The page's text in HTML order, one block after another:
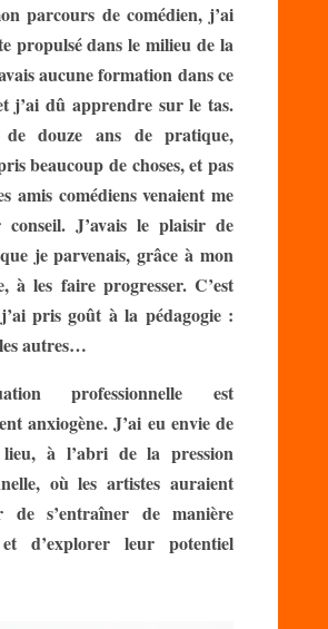
parcours de comédien, j’ai
propulsé dans le milieu de la
aucune formation dans ce
j’ai dû apprendre sur le tas.
douze ans de pratique,
beaucoup de choses, et pas
amis comédiens venaient me
conseil. J’avais le plaisir de
je parvenais, grâce à mon
à les faire progresser. C’est
pris goût à la pédagogie :
autres…
professionnelle est
anxiogène. J’ai eu envie de
à l’abri de la pression
où les artistes auraient
de s’entraîner de manière
d’explorer leur potentiel